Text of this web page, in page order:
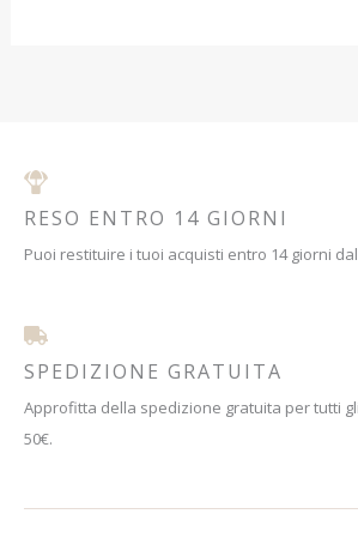
RESO ENTRO 14 GIORNI
Puoi restituire i tuoi acquisti entro 14 giorni
SPEDIZIONE GRATUITA
Approfitta della spedizione gratuita per tutti
50€.